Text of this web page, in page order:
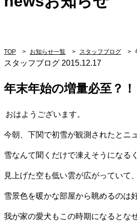
TOP > お知らせ一覧 > スタッフブログ >
スタッフブログ 2015.12.17
年末年始の増量必至？！
おはようございます。
今朝、下関で初雪が観測されたとニ
雪なんて聞くだけで凍えそうになる
見上げた空も低い雲が広がっていて
雪景色を暖かな部屋から眺めるのは
我が家の愛犬もこの時期になるとな